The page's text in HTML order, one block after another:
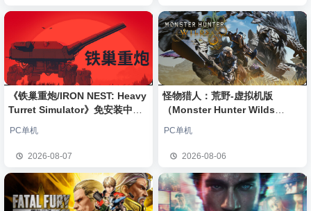
《铁巢重炮/IRON NEST: Heavy
Turret Simulator》免安装中文
PC单机
2026-08-07
怪物猎人：荒野-虚拟机版
（Monster Hunter Wilds
PC单机
2026-08-06